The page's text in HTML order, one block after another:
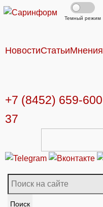
Темный режим
НовостиСтатьиМнения
+7 (8452) 659-600
37
Поиск